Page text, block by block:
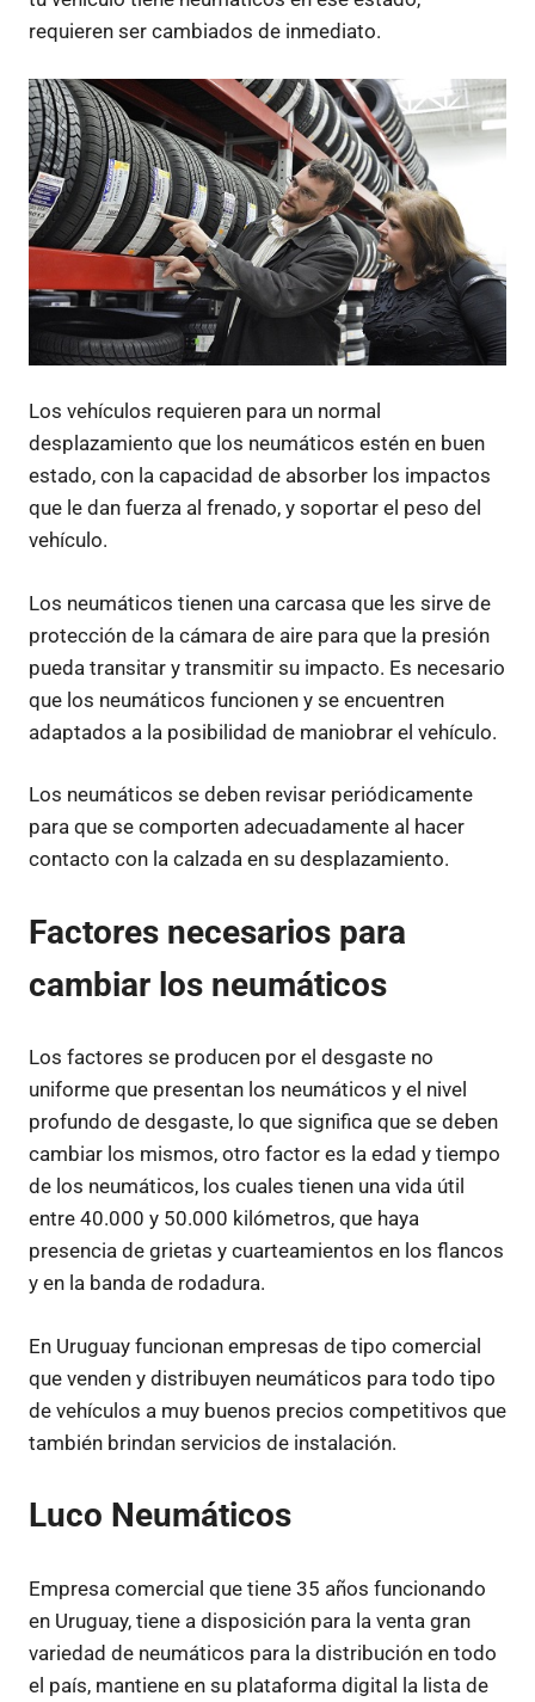
requieren ser cambiados de inmediato.
Los vehículos requieren para un normal
desplazamiento que los neumáticos estén en buen
estado, con la capacidad de absorber los impactos
que le dan fuerza al frenado, y soportar el peso del
vehículo.
Los neumáticos tienen una carcasa que les sirve de
protección de la cámara de aire para que la presión
pueda transitar y transmitir su impacto. Es necesario
que los neumáticos funcionen y se encuentren
adaptados a la posibilidad de maniobrar el vehículo.
Los neumáticos se deben revisar periódicamente
para que se comporten adecuadamente al hacer
contacto con la calzada en su desplazamiento.
Factores necesarios para
cambiar los neumáticos
Los factores se producen por el desgaste no
uniforme que presentan los neumáticos y el nivel
profundo de desgaste, lo que significa que se deben
cambiar los mismos, otro factor es la edad y tiempo
de los neumáticos, los cuales tienen una vida útil
entre 40.000 y 50.000 kilómetros, que haya
presencia de grietas y cuarteamientos en los flancos
y en la banda de rodadura.
En Uruguay funcionan empresas de tipo comercial
que venden y distribuyen neumáticos para todo tipo
de vehículos a muy buenos precios competitivos que
también brindan servicios de instalación.
Luco Neumáticos
Empresa comercial que tiene 35 años funcionando
en Uruguay, tiene a disposición para la venta gran
variedad de neumáticos para la distribución en todo
el país, mantiene en su plataforma digital la lista de